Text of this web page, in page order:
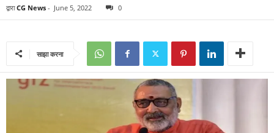
द्वारा CG News - June 5, 2022 0
साझा करना